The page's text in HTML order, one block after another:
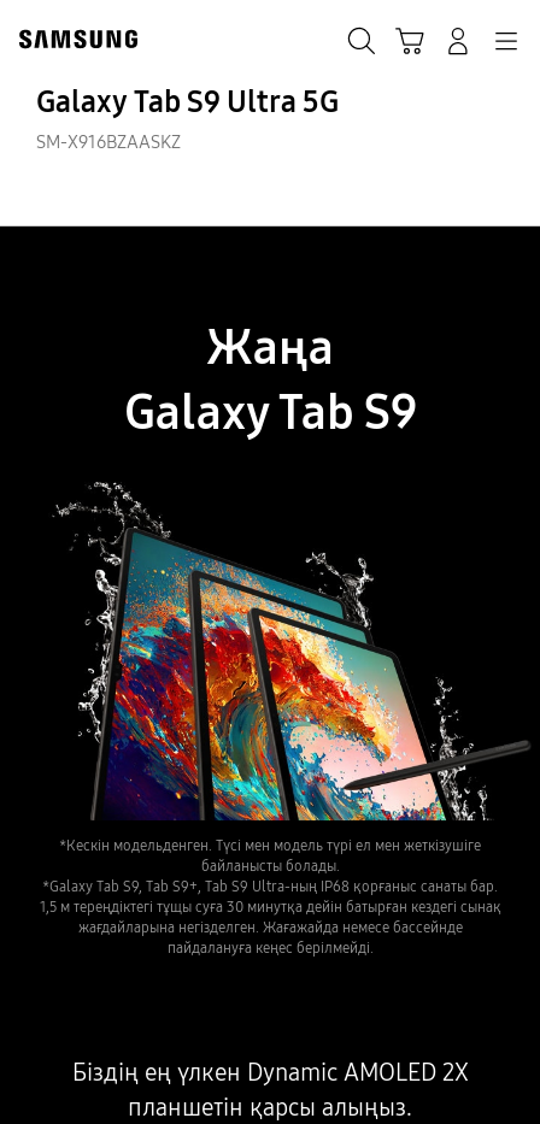
content
Galaxy Tab S9 Ultra 5G
SM-X916BZAASKZ
Жаңа
Galaxy Tab S9
*Кескін модельденген. Түсі мен модель түрі ел мен жеткізушіге
байланысты болады.
*Galaxy Tab S9, Tab S9+, Tab S9 Ultra-ның IP68 қорғаныс санаты бар.
1,5 м тереңдіктегі тұщы суға 30 минутқа дейін батырған кездегі сынақ
жағдайларына негізделген. Жағажайда немесе бассейнде
пайдалануға кеңес берілмейді.
Біздің ең үлкен Dynamic AMOLED 2X
планшетін қарсы алыңыз.